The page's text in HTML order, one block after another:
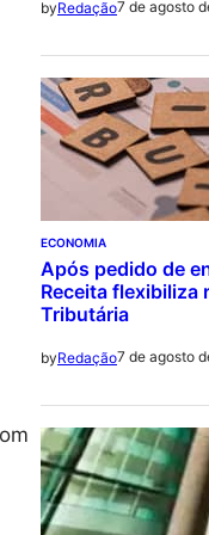
byRedação7 de agosto
ECONOMIA
Após pedido de
Receita flexibiliza
Tributária
byRedação7 de agosto